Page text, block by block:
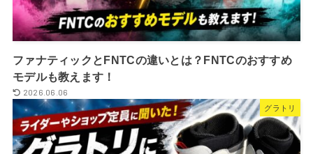
ファナティックとFNTCの違いとは？FNTCのおすすめ
モデルも教えます！
2026.06.06
グラトリ